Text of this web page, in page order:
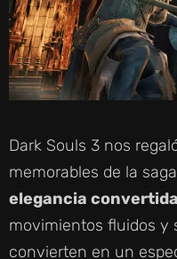
Dark Souls 3 nos
memorables de la
elegancia
movimientos fluidos y
convierten en un